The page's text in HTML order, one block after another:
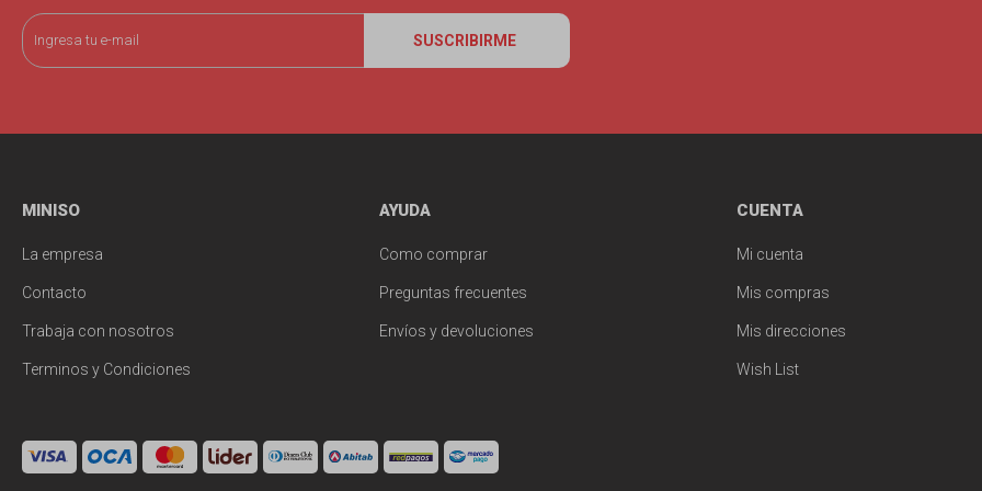
SUSCRIBIRME
MINISO
La empresa
Contacto
Trabaja con nosotros
Terminos y Condiciones
AYUDA
Como comprar
Preguntas frecuentes
Envíos y devoluciones
CUENTA
Mi cuenta
Mis compras
Mis direcciones
Wish List